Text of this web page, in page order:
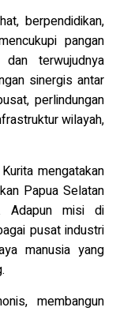
berpendidikan,
pangan
terwujudnya
sinergis antar
perlindungan
wilayah,
mengatakan
Papua Selatan
Adapun misi di
pusat industri
manusia yang
membangun